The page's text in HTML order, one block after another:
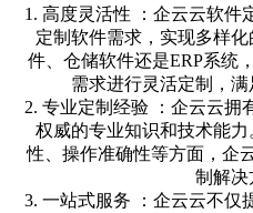
1. 高度灵活性 ：企云云软件
定制软件需求，实现多样
件、仓储软件还是ERP系统
需求进行灵活定制，满
2. 专业定制经验 ：企云云拥
权威的专业知识和技术能
性、操作准确性等方面，企
制解决
3. 一站式服务 ：企云云不仅